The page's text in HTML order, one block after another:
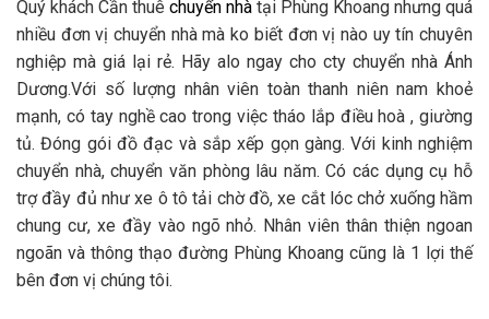
Quý khách Cần thuê chuyển nhà tại Phùng Khoang nhưng quá
nhiều đơn vị chuyển nhà mà ko biết đơn vị nào uy tín chuyên
nghiệp mà giá lại rẻ. Hãy alo ngay cho cty chuyển nhà Ánh
Dương.Với số lượng nhân viên toàn thanh niên nam khoẻ
mạnh, có tay nghề cao trong việc tháo lắp điều hoà , giường
tủ. Đóng gói đồ đạc và sắp xếp gọn gàng. Với kinh nghiệm
chuyển nhà, chuyển văn phòng lâu năm. Có các dụng cụ hỗ
trợ đầy đủ như xe ô tô tải chờ đồ, xe cắt lóc chở xuống hầm
chung cư, xe đầy vào ngõ nhỏ. Nhân viên thân thiện ngoan
ngoãn và thông thạo đường Phùng Khoang cũng là 1 lợi thế
bên đơn vị chúng tôi.